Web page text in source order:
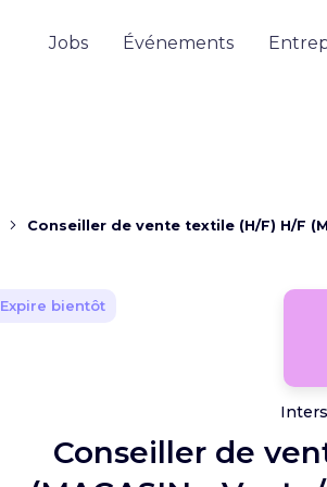
Jobs Événements
Conseiller de vente textile (H/F) H/F
Expire bientôt
Conseiller de